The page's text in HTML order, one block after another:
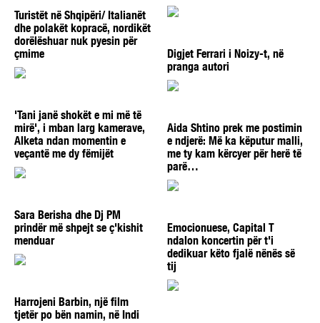
Turistët në Shqipëri/ Italianët
dhe polakët kopracë, nordikët
dorëlëshuar nuk pyesin për
çmime
Digjet Ferrari i Noizy-t, në
pranga autori
'Tani janë shokët e mi më të
mirë', i mban larg kamerave,
Alketa ndan momentin e
veçantë me dy fëmijët
Aida Shtino prek me postimin
e ndjerë: Më ka këputur malli,
me ty kam kërcyer për herë të
parë…
Sara Berisha dhe Dj PM
prindër më shpejt se ç'kishit
menduar
Emocionuese, Capital T
ndalon koncertin për t'i
dedikuar këto fjalë nënës së
tij
Harrojeni Barbin, një film
tjetër po bën namin, në Indi